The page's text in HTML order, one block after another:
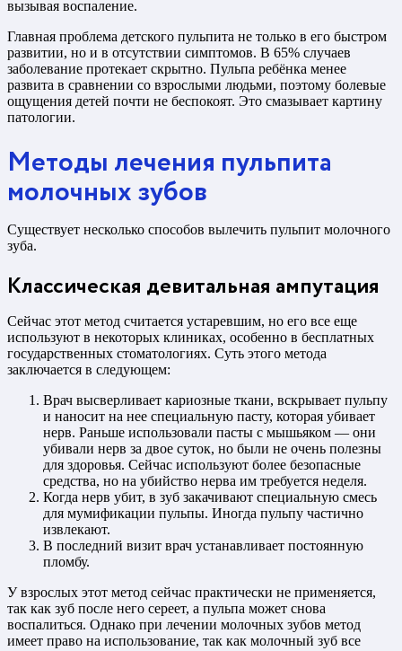
вызывая воспаление.
Главная проблема детского пульпита не только в его быстром
развитии, но и в отсутствии симптомов. В 65% случаев
заболевание протекает скрытно. Пульпа ребёнка менее
развита в сравнении со взрослыми людьми, поэтому болевые
ощущения детей почти не беспокоят. Это смазывает картину
патологии.
Методы лечения пульпита
молочных зубов
Существует несколько способов вылечить пульпит молочного
зуба.
Классическая девитальная ампутация
Сейчас этот метод считается устаревшим, но его все еще
используют в некоторых клиниках, особенно в бесплатных
государственных стоматологиях. Суть этого метода
заключается в следующем:
Врач высверливает кариозные ткани, вскрывает пульпу
и наносит на нее специальную пасту, которая убивает
нерв. Раньше использовали пасты с мышьяком — они
убивали нерв за двое суток, но были не очень полезны
для здоровья. Сейчас используют более безопасные
средства, но на убийство нерва им требуется неделя.
Когда нерв убит, в зуб закачивают специальную смесь
для мумификации пульпы. Иногда пульпу частично
извлекают.
В последний визит врач устанавливает постоянную
пломбу.
У взрослых этот метод сейчас практически не применяется,
так как зуб после него сереет, а пульпа может снова
воспалиться. Однако при лечении молочных зубов метод
имеет право на использование, так как молочный зуб все